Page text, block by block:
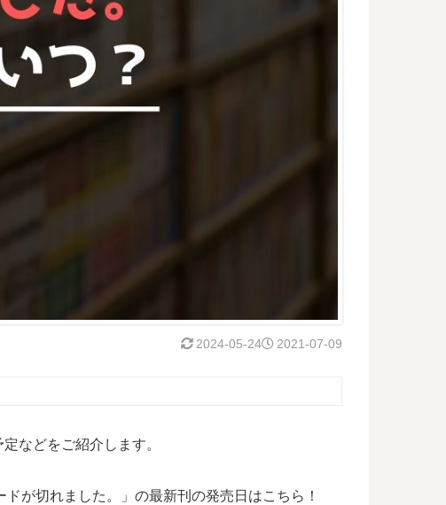
2021-07-09
2024-05-24
などをご紹介します。
が切れました。」の最新刊の発売日はこちら！